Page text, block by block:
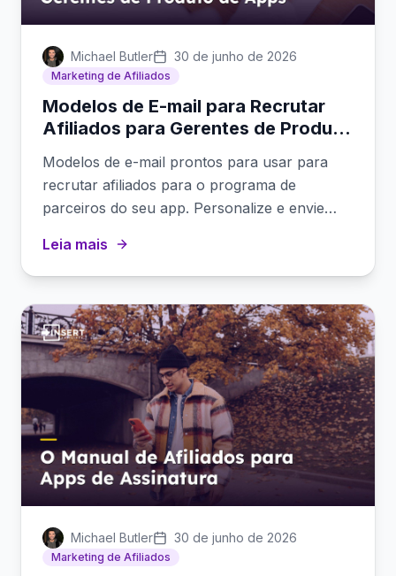
Michael Butler 30 de junho de 2026
Marketing de Afiliados
Modelos de E-mail para Recrutar
Afiliados para Gerentes de Produto
Modelos de e-mail prontos para usar para
recrutar afiliados para o programa de
parceiros do seu app. Personalize e envie
Leia mais
Michael Butler 30 de junho de 2026
Marketing de Afiliados